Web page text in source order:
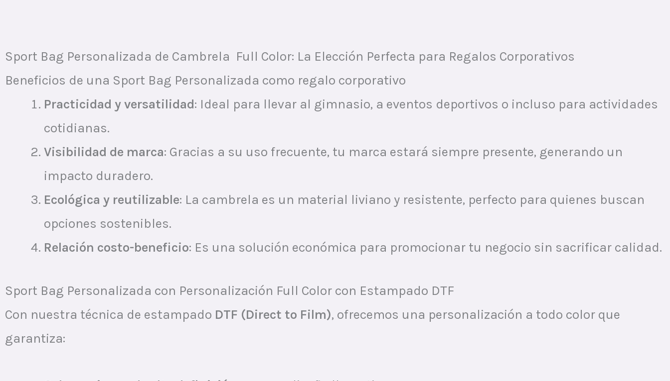
Sport Bag Personalizada de Cambrela Full Color: La Elección Perfecta para Regalos Corporativos
Beneficios de una Sport Bag Personalizada como regalo corporativo
Practicidad y versatilidad: Ideal para llevar al gimnasio, a eventos deportivos o incluso para actividades
cotidianas.
Visibilidad de marca: Gracias a su uso frecuente, tu marca estará siempre presente, generando un
impacto duradero.
Ecológica y reutilizable: La cambrela es un material liviano y resistente, perfecto para quienes buscan
opciones sostenibles.
Relación costo-beneficio: Es una solución económica para promocionar tu negocio sin sacrificar calidad.
Sport Bag Personalizada con Personalización Full Color con Estampado DTF
Con nuestra técnica de estampado DTF (Direct to Film), ofrecemos una personalización a todo color que
garantiza: